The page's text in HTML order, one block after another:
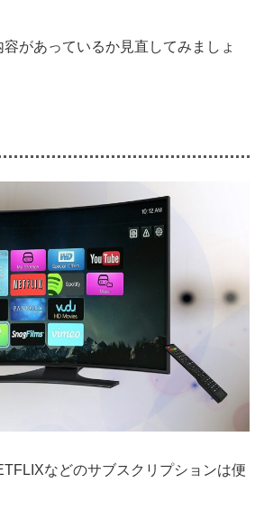
があっているか見直してみましょ
などのサブスクリプションは便